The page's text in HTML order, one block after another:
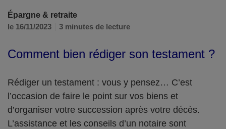
Épargne & retraite
le 16/11/2023
3 minutes de lecture
Comment bien rédiger son testament ?
Rédiger un testament : vous y pensez… C’est
l’occasion de faire le point sur vos biens et
d’organiser votre succession après votre décès.
L’assistance et les conseils d’un notaire sont